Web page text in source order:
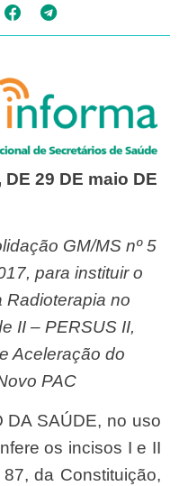
DE 29 DE maio DE
para instituir o
Radioterapia no
II – PERSUS II,
Aceleração do
PAC
os incisos I e II
da Constituição,